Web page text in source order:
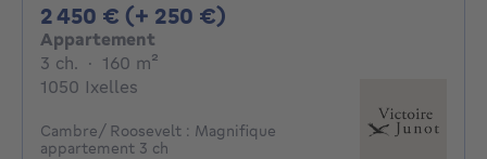
2 450 € (+ 250 €)
Appartement
3 ch. 3 chambres
· 160 m²
1050 Ixelles
Cambre/ Roosevelt : Magnifique
appartement 3 ch